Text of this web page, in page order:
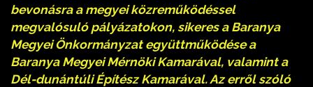
bevonásra a megyei közreműködéssel
megvalósuló pályázatokon, sikeres a Baranya
Megyei Önkormányzat együttműködése a
Baranya Megyei Mérnöki Kamarával, valamint a
Dél-dunántúli Építész Kamarával. Az erről szóló